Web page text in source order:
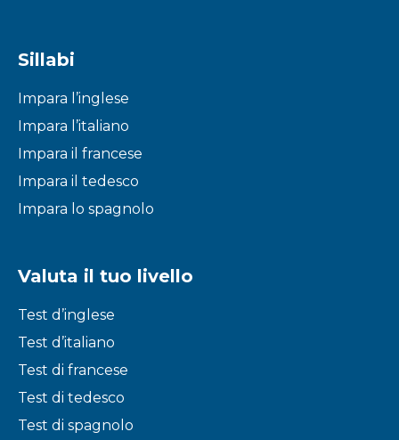
Sillabi
Impara l’inglese
Impara l’italiano
Impara il francese
Impara il tedesco
Impara lo spagnolo
Valuta il tuo livello
Test d’inglese
Test d’italiano
Test di francese
Test di tedesco
Test di spagnolo